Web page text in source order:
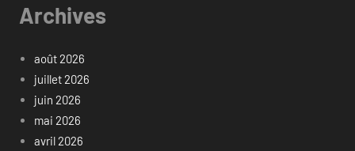
Archives
août 2026
juillet 2026
juin 2026
mai 2026
avril 2026